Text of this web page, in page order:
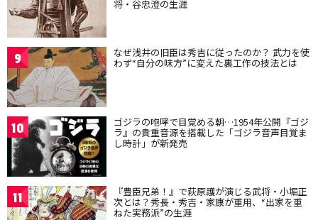
将・谷忠澄の生涯
9 なぜ浅井の旧臣は秀吉に従ったのか？ 武力を使
わず“自分の味方”に変えた裏工作の技法とは
10 ゴジラの咆哮で目覚める朝…1954年公開『ゴジ
ラ』の貴重音源を搭載した「ゴジラ音声目覚ま
し時計」が新発売
11 『豊臣兄弟！』で萩原護が演じる武将・小堀正
次とは？秀長・秀吉・家康が重用、“出家を重
ねた実務派”の生涯